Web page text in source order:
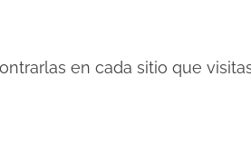
en cada sitio que